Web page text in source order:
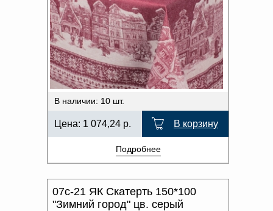
В наличии: 10 шт.
Цена: 1 074,24 р. В корзину
Подробнее
07с-21 ЯК Скатерть 150*100
"Зимний город" цв. серый